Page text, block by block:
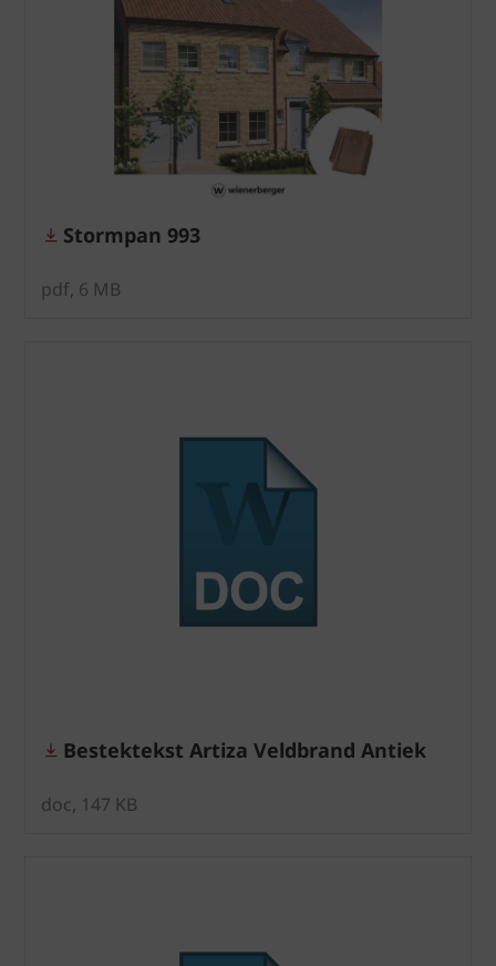
Stormpan 993
pdf, 6 MB
Bestektekst Artiza Veldbrand Antiek
doc, 147 KB